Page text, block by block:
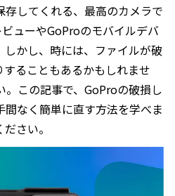
存してくれる、最高のカメラで
ューやGoProのモバイルデバ
しかし、時には、ファイルが破
ることもあるかもしれませ
この記事で、GoProの破損し
なく簡単に直す方法を学べま
さい。